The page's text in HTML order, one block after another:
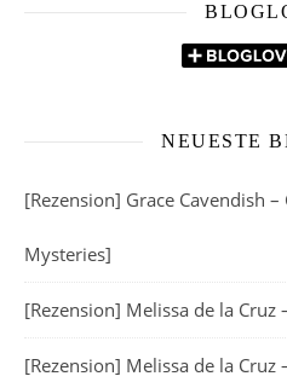
NEUESTE
[Rezension] Grace Cavendish
Mysteries]
[Rezension] Melissa de la
[Rezension] Melissa de la